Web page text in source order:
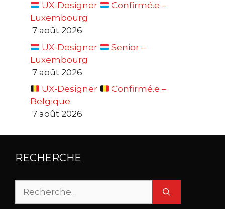
UX-Designer
Confirmé.e –
Luxembourg
7 août 2026
UX-Designer
Senior –
Luxembourg
7 août 2026
UX-Designer
Confirmé.e –
Belgique
7 août 2026
RECHERCHE
Rechercher :